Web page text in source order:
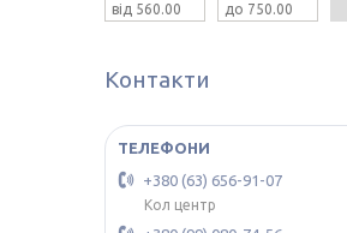
Контакти
+380 (63) 656-91-07
Кол центр